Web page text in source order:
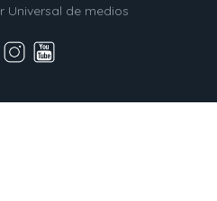
Universal de medios